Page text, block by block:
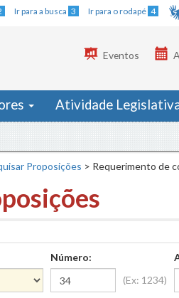
Ir para a busca 3 Ir para o rodapé 4
Eventos
Atividade
Proposições > Requerimento de
Número:
(Ex: 1234)